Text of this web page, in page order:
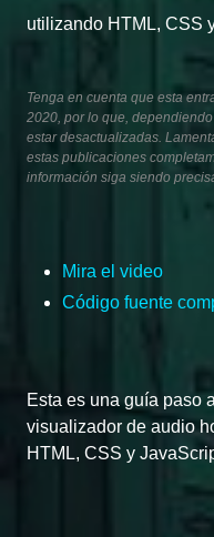
utilizando HTML, CSS
Tenga en cuenta que esta
2020, por lo que,
estar desactualizadas.
estas publicaciones
información siga siendo
Mira el video
Código fuente
Esta es una guía paso
visualizador de audio
HTML, CSS y